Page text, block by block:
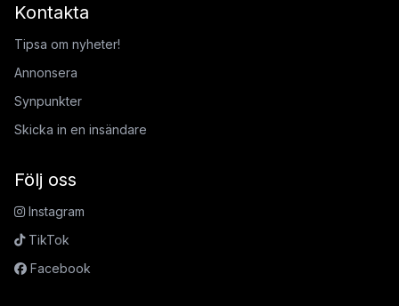
Kontakta
Tipsa om nyheter!
Annonsera
Synpunkter
Skicka in en insändare
Följ oss
Instagram
TikTok
Facebook